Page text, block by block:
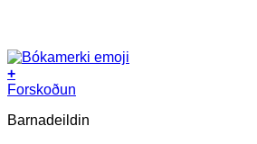
+
Forskoðun
Barnadeildin